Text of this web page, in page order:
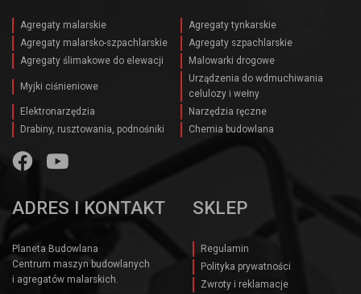
Agregaty malarskie
Agregaty tynkarskie
Agregaty malarsko-szpachlarskie
Agregaty szpachlarskie
Agregaty ślimakowe do elewacji
Malowarki drogowe
Myjki ciśnieniowe
Urządzenia do wdmuchiwania
celulozy i wełny
Elektronarzędzia
Narzędzia ręczne
Drabiny, rusztowania, podnośniki
Chemia budowlana
ADRES I KONTAKT
Planeta Budowlana
Centrum maszyn budowlanych
i agregatów malarskich.
SKLEP
Regulamin
Polityka prywatności
Zwroty i reklamacje